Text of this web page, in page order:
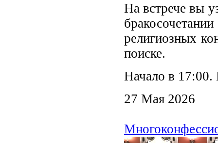
На встрече вы
религиозных
поиске.
Начало в 17:00.
27 Мая 2026